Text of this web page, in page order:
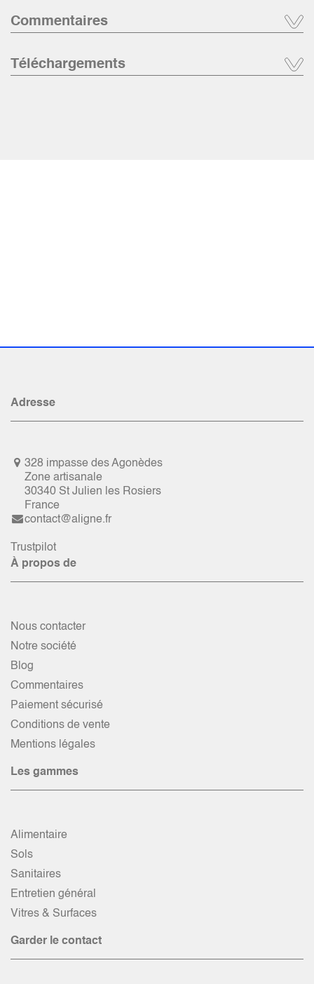
Commentaires
Téléchargements
Adresse
328 impasse des Agonèdes
Zone artisanale
30340 St Julien les Rosiers
France
contact@aligne.fr
Trustpilot
À propos de
Nous contacter
Notre société
Blog
Commentaires
Paiement sécurisé
Conditions de vente
Mentions légales
Les gammes
Alimentaire
Sols
Sanitaires
Entretien général
Vitres & Surfaces
Garder le contact